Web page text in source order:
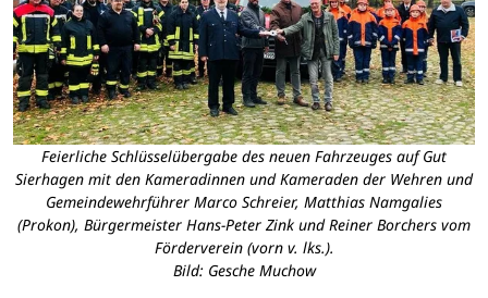
Feierliche Schlüsselübergabe des neuen Fahrzeuges auf Gut
Sierhagen mit den Kameradinnen und Kameraden der Wehren und
Gemeindewehrführer Marco Schreier, Matthias Namgalies
(Prokon), Bürgermeister Hans-Peter Zink und Reiner Borchers vom
Förderverein (vorn v. lks.).
Bild: Gesche Muchow